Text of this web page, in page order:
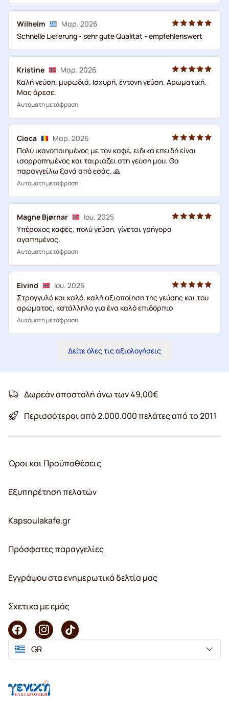
Wilhelm
Μαρ. 2026
Schnelle Lieferung - sehr gute Qualität - empfehlenswert
Kristine
Μαρ. 2026
Καλή γεύση, μυρωδιά. Ισχυρή, έντονη γεύση. Αρωματική.
Μας άρεσε.
Αυτόματη μετάφραση
Cioca
Μαρ. 2026
Πολύ ικανοποιημένος με τον καφέ, ειδικά επειδή είναι
ισορροπημένος και ταιριάζει στη γεύση μου. Θα
παραγγείλω ξανά από εσάς. 🙏
Αυτόματη μετάφραση
Magne Bjørnar
Ιου. 2025
Υπέροχος καφές, πολύ γεύση, γίνεται γρήγορα
αγαπημένος.
Αυτόματη μετάφραση
Eivind
Ιου. 2025
Στρογγυλό και καλό, καλή αξιοποίηση της γεύσης και του
αρώματος, κατάλληλο για ένα καλό επιδόρπιο
Αυτόματη μετάφραση
Δείτε όλες τις αξιολογήσεις
Δωρεάν αποστολή άνω των 49,00€
Περισσότεροι από 2.000.000 πελάτες από το 2011
Όροι και Προϋποθέσεις
Εξυπηρέτηση πελατών
Kapsoulakafe.gr
Πρόσφατες παραγγελίες
Εγγράψου στα ενημερωτικά δελτία μας
Σχετικά με εμάς
GR